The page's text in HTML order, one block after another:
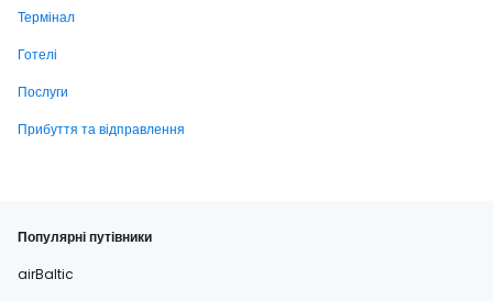
Термінал
Готелі
Послуги
Прибуття та відправлення
Популярні путівники
airBaltic